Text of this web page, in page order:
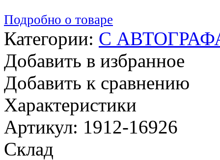
Подробно о товаре
Категории: С
Добавить в избранное
Добавить к сравнению
Характеристики
Артикул: 1912-16926
Склад